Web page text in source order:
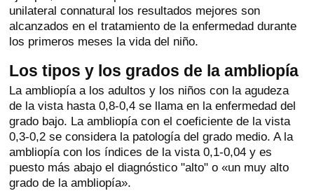
unilateral connatural los resultados mejores son
alcanzados en el tratamiento de la enfermedad durante
los primeros meses la vida del niño.
Los tipos y los grados de la ambliopía
La ambliopía a los adultos y los niños con la agudeza
de la vista hasta 0,8-0,4 se llama en la enfermedad del
grado bajo. La ambliopía con el coeficiente de la vista
0,3-0,2 se considera la patología del grado medio. A la
ambliopía con los índices de la vista 0,1-0,04 y es
puesto más abajo el diagnóstico "alto" o «un muy alto
grado de la ambliopía».